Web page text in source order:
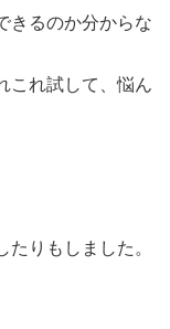
きるのか分からな
これ試して、悩ん
りもしました。